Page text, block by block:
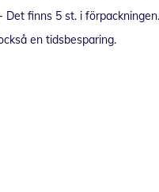
finns 5 st. i förpackningen.
en tidsbesparing.